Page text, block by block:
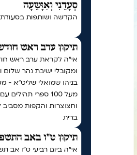
סְעָדֵנִי וְאִוָּשֵעָה
הקדשה ושותפות בסעודת
תיקון ערב ראש
אי"ה לקראת ערב ראש
ומקובלי ישיבת נהר
בניהו שמואלי שליט״א -
מעל 100 ספרי
וחצוצרות והקפות
ברית
תיקון ט"ו באב